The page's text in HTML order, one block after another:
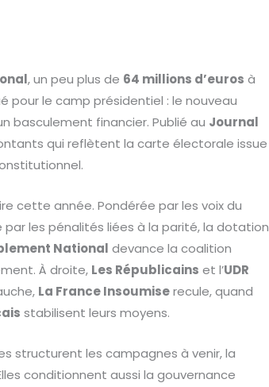
, un peu plus de 64 millions d’euros à
pour le camp présidentiel : le nouveau
basculement financier. Publié au Journal
qui reflètent la carte électorale issue
cette année. Pondérée par les voix du
les pénalités liées à la parité, la dotation
National devance la coalition
À droite, Les Républicains et l’UDR
La France Insoumiserecule, quand
stabilisent leurs moyens.
structurent les campagnes à venir, la
conditionnent aussi la gouvernance